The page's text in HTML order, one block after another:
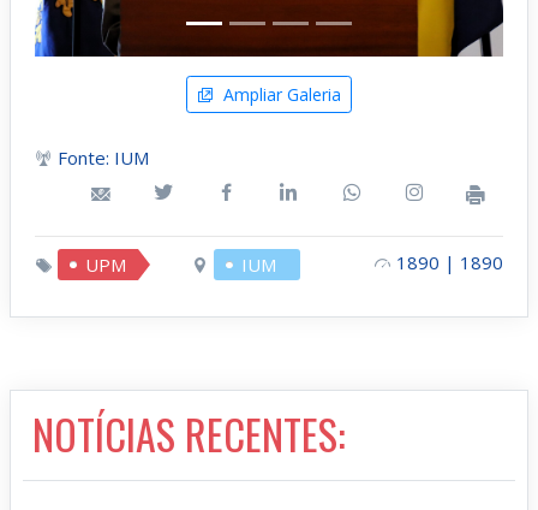
Ampliar Galeria
Fonte: IUM
UPM IUM 1890 | 1890
NOTÍCIAS RECENTES: